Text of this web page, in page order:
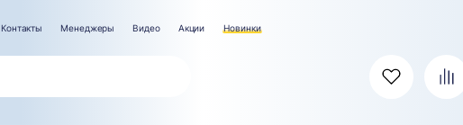
Контакты Менеджеры Видео Акции Новинки
Избранное